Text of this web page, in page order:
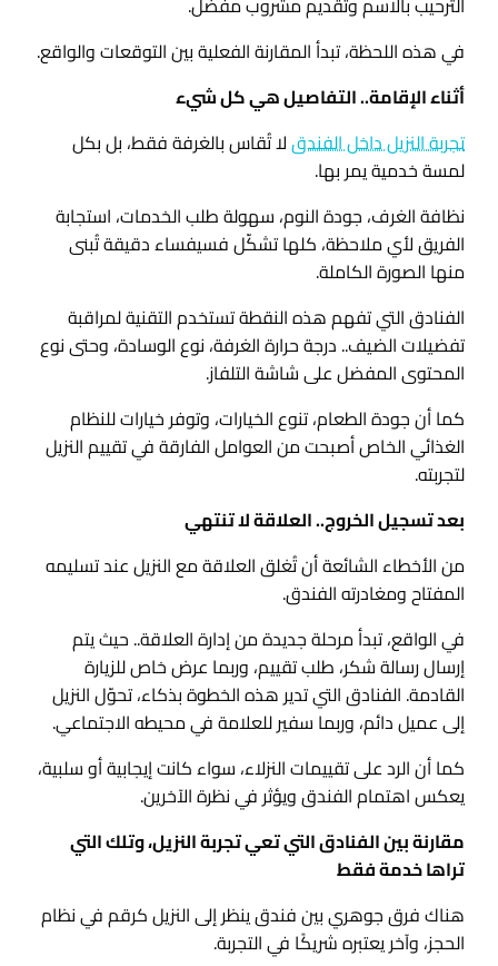
في هذه اللحظة، تبدأ المقارنة الفعلية بين التوقعات والواقع.
أثناء الإقامة.. التفاصيل هي كل شيء
تجربة النزيل داخل الفندقلا تُقاس بالغرفة فقط، بل بكل
لمسة خدمية يمر بها.
نظافة الغرف، جودة النوم، سهولة طلب الخدمات، استجابة
الفريق لأي ملاحظة، كلها تشكّل فسيفساء دقيقة تُبنى
منها الصورة الكاملة.
الفنادق التي تفهم هذه النقطة تستخدم التقنية لمراقبة
تفضيلات الضيف.. درجة حرارة الغرفة، نوع الوسادة، وحتى نوع
المحتوى المفضل على شاشة التلفاز.
كما أن جودة الطعام، تنوع الخيارات، وتوفر خيارات للنظام
الغذائي الخاص أصبحت من العوامل الفارقة في تقييم النزيل
لتجربته.
بعد تسجيل الخروج.. العلاقة لا تنتهي
من الأخطاء الشائعة أن تُغلق العلاقة مع النزيل عند تسليمه
المفتاح ومغادرته الفندق.
في الواقع، تبدأ مرحلة جديدة من إدارة العلاقة.. حيث يتم
إرسال رسالة شكر، طلب تقييم، وربما عرض خاص للزيارة
القادمة. الفنادق التي تدير هذه الخطوة بذكاء، تحوّل النزيل
إلى عميل دائم، وربما سفير للعلامة في محيطه الاجتماعي.
كما أن الرد على تقييمات النزلاء، سواء كانت إيجابية أو سلبية،
يعكس اهتمام الفندق ويؤثر في نظرة الآخرين.
مقارنة بين الفنادق التي تعي تجربة النزيل، وتلك التي
تراها خدمة فقط
هناك فرق جوهري بين فندق ينظر إلى النزيل كرقم في نظام
الحجز، وآخر يعتبره شريكًا في التجربة.